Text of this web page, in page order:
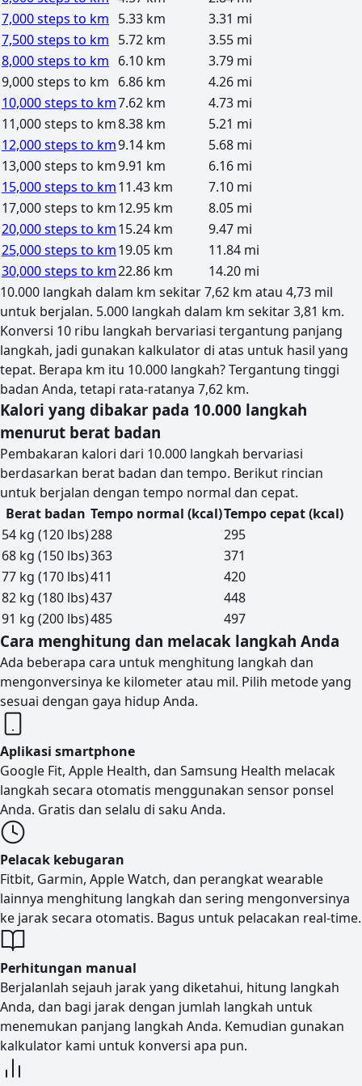
7,000 steps to km 5.33 km
3.31 mi
7,500 steps to km 5.72 km
3.55 mi
8,000 steps to km 6.10 km
3.79 mi
9,000 steps to km 6.86 km
4.26 mi
10,000 steps to km7.62 km
4.73 mi
11,000 steps to km8.38 km
5.21 mi
12,000 steps to km9.14 km
5.68 mi
13,000 steps to km9.91 km
6.16 mi
15,000 steps to km11.43 km
7.10 mi
17,000 steps to km12.95 km
8.05 mi
20,000 steps to km15.24 km
9.47 mi
25,000 steps to km19.05 km
11.84 mi
30,000 steps to km22.86 km
14.20 mi
10.000 langkah dalam km sekitar 7,62 km atau 4,73 mil
untuk berjalan. 5.000 langkah dalam km sekitar 3,81 km.
Konversi 10 ribu langkah bervariasi tergantung panjang
langkah, jadi gunakan kalkulator di atas untuk hasil yang
tepat. Berapa km itu 10.000 langkah? Tergantung tinggi
badan Anda, tetapi rata-ratanya 7,62 km.
Kalori yang dibakar pada 10.000 langkah
menurut berat badan
Pembakaran kalori dari 10.000 langkah bervariasi
berdasarkan berat badan dan tempo. Berikut rincian
untuk berjalan dengan tempo normal dan cepat.
Berat badan Tempo normal (kcal)Tempo cepat (kcal)
54 kg (120 lbs)288
295
68 kg (150 lbs)363
371
77 kg (170 lbs)411
420
82 kg (180 lbs)437
448
91 kg (200 lbs)485 497
Cara menghitung dan melacak langkah Anda
Ada beberapa cara untuk menghitung langkah dan
mengonversinya ke kilometer atau mil. Pilih metode yang
sesuai dengan gaya hidup Anda.
Aplikasi smartphone
Google Fit, Apple Health, dan Samsung Health melacak
langkah secara otomatis menggunakan sensor ponsel
Anda. Gratis dan selalu di saku Anda.
Pelacak kebugaran
Fitbit, Garmin, Apple Watch, dan perangkat wearable
lainnya menghitung langkah dan sering mengonversinya
ke jarak secara otomatis. Bagus untuk pelacakan real-time.
Perhitungan manual
Berjalanlah sejauh jarak yang diketahui, hitung langkah
Anda, dan bagi jarak dengan jumlah langkah untuk
menemukan panjang langkah Anda. Kemudian gunakan
kalkulator kami untuk konversi apa pun.